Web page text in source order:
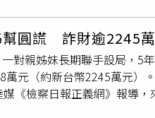
場臉頰吻。《逐玉》田曦薇
之夜，長玉發現大伯與大伯
貼臉互動到逐漸靠近，情緒
白手法，例如以燭光剪影呈
真洞房還撩人，話題更迅速
當時兩人互動自然，還有粉
待，張凌赫笑說：「大家開
幫圓謊 詐財逾2245萬
對親姊妹長期聯手設局，5
元（約新台幣2245萬元）
《檢察日報正義網》報導，
卻對外隱瞞婚姻狀態，於